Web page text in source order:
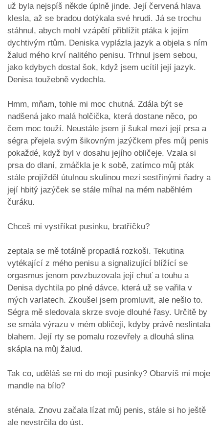
už byla nejspíš někde úplně jinde. Její červená hlava
klesla, až se bradou dotýkala své hrudi. Já se trochu
stáhnul, abych mohl vzápětí přiblížit ptáka k jejím
dychtivým rtům. Deniska vyplázla jazyk a objela s ním
žalud mého krví nalitého penisu. Trhnul jsem sebou,
jako kdybych dostal šok, když jsem ucítil její jazyk.
Denisa toužebně vydechla.
Hmm, mňam, tohle mi moc chutná. Zdála být se
nadšená jako malá holčička, která dostane něco, po
čem moc touží. Neustále jsem jí šukal mezi její prsa a
ségra přejela svým šikovným jazýčkem přes můj penis
pokaždé, když byl v dosahu jejího obličeje. Vzala si
prsa do dlaní, zmáčkla je k sobě, zatímco můj pták
stále projížděl útulnou skulinou mezi sestřinými ňadry a
její hbitý jazýček se stále míhal na mém naběhlém
čuráku.
Chceš mi vystříkat pusinku, bratříčku?
zeptala se mě totálně propadlá rozkoši. Tekutina
vytékající z mého penisu a signalizující blížící se
orgasmus jenom povzbuzovala její chuť a touhu a
Denisa dychtila po plné dávce, která už se vařila v
mých varlatech. Zkoušel jsem promluvit, ale nešlo to.
Ségra mě sledovala skrze svoje dlouhé řasy. Určitě by
se smála výrazu v mém obličeji, kdyby právě neslintala
blahem. Její rty se pomalu rozevřely a dlouhá slina
skápla na můj žalud.
Tak co, uděláš se mi do mojí pusinky? Obarvíš mi moje
mandle na bílo?
sténala. Znovu začala lízat můj penis, stále si ho ještě
ale nevstrčila do úst.